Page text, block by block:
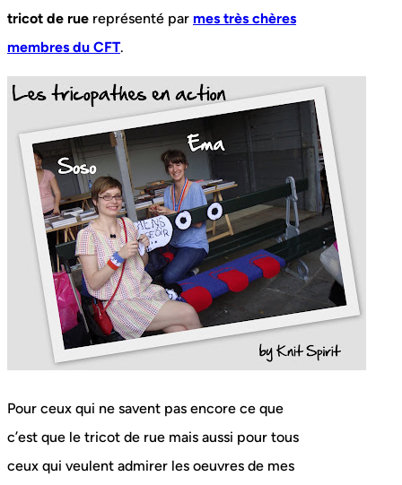
tricot de rue représenté par mes très chères
membres du CFT.
Pour ceux qui ne savent pas encore ce que
c’est que le tricot de rue mais aussi pour tous
ceux qui veulent admirer les oeuvres de mes